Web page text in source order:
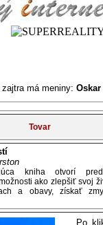
zajtra má meniny: Oskar
Tovar
kniha otvorí
ako zlepšiť svoj
a obavy, získať
Po